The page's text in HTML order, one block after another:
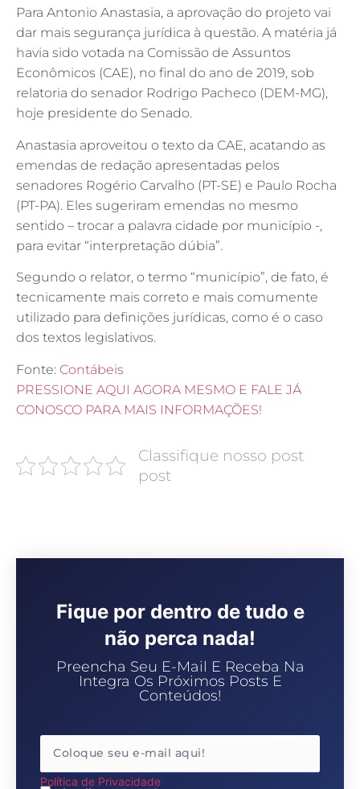
Para Antonio Anastasia, a aprovação do projeto vai
dar mais segurança jurídica à questão. A matéria já
havia sido votada na Comissão de Assuntos
Econômicos (CAE), no final do ano de 2019, sob
relatoria do senador Rodrigo Pacheco (DEM-MG),
hoje presidente do Senado.
Anastasia aproveitou o texto da CAE, acatando as
emendas de redação apresentadas pelos
senadores Rogério Carvalho (PT-SE) e Paulo Rocha
(PT-PA). Eles sugeriram emendas no mesmo
sentido – trocar a palavra cidade por município -,
para evitar “interpretação dúbia”.
Segundo o relator, o termo “município”, de fato, é
tecnicamente mais correto e mais comumente
utilizado para definições jurídicas, como é o caso
dos textos legislativos.
Fonte: Contábeis
PRESSIONE AQUI AGORA MESMO E FALE JÁ
CONOSCO PARA MAIS INFORMAÇÕES!
Classifique nosso post
post
Fique por dentro de tudo e
não perca nada!
Preencha Seu E-Mail E Receba Na
Integra Os Próximos Posts E
Conteúdos!
Política de Privacidade